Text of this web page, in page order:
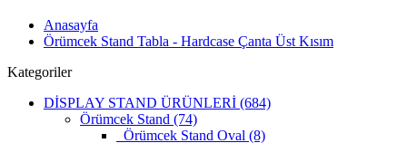
Anasayfa
Örümcek Stand Tabla - Hardcase Çanta Üst Kısım
Kategoriler
DİSPLAY STAND ÜRÜNLERİ (684)
Örümcek Stand (74)
Örümcek Stand Oval (8)